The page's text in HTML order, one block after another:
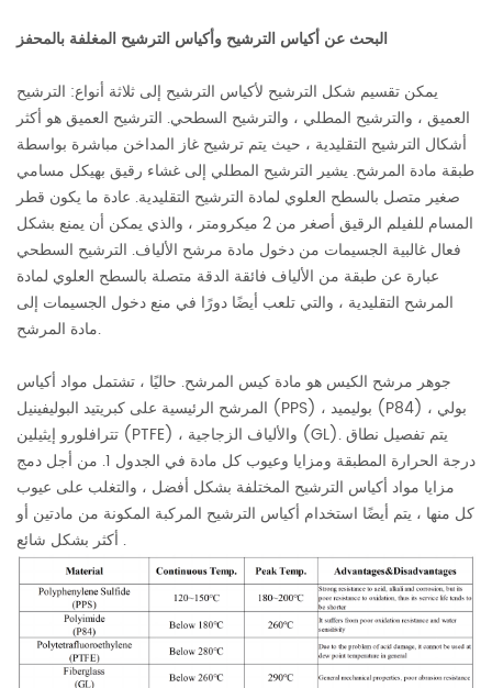
البحث عن أكياس الترشيح وأكياس الترشيح المغلفة بالمحفز
يمكن تقسيم شكل الترشيح لأكياس الترشيح إلى ثلاثة أنواع: الترشيح
العميق ، والترشيح المطلي ، والترشيح السطحي. الترشيح العميق هو أكثر
أشكال الترشيح التقليدية ، حيث يتم ترشيح غاز المداخن مباشرة بواسطة
طبقة مادة المرشح. يشير الترشيح المطلي إلى غشاء رقيق بهيكل مسامي
صغير متصل بالسطح العلوي لمادة الترشيح التقليدية. عادة ما يكون قطر
المسام للفيلم الرقيق أصغر من 2 ميكرومتر ، والذي يمكن أن يمنع بشكل
فعال غالبية الجسيمات من دخول مادة مرشح الألياف. الترشيح السطحي
عبارة عن طبقة من الألياف فائقة الدقة متصلة بالسطح العلوي لمادة
المرشح التقليدية ، والتي تلعب أيضًا دورًا في منع دخول الجسيمات إلى
مادة المرشح.
جوهر مرشح الكيس هو مادة كيس المرشح. حاليًا ، تشتمل مواد أكياس
المرشح الرئيسية على كبريتيد البوليفينيل (PPS) ، بوليميد (P84) ، بولي
تترافلورو إيثيلين (PTFE) ، والألياف الزجاجية (GL). يتم تفصيل نطاق
درجة الحرارة المطبقة ومزايا وعيوب كل مادة في الجدول 1. من أجل دمج
مزايا مواد أكياس الترشيح المختلفة بشكل أفضل ، والتغلب على عيوب
كل منها ، يتم أيضًا استخدام أكياس الترشيح المركبة المكونة من مادتين أو
أكثر بشكل شائع .